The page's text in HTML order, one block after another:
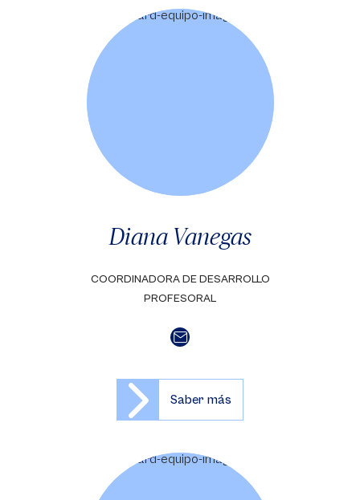
Diana Vanegas
COORDINADORA DE DESARROLLO
PROFESORAL
Saber más